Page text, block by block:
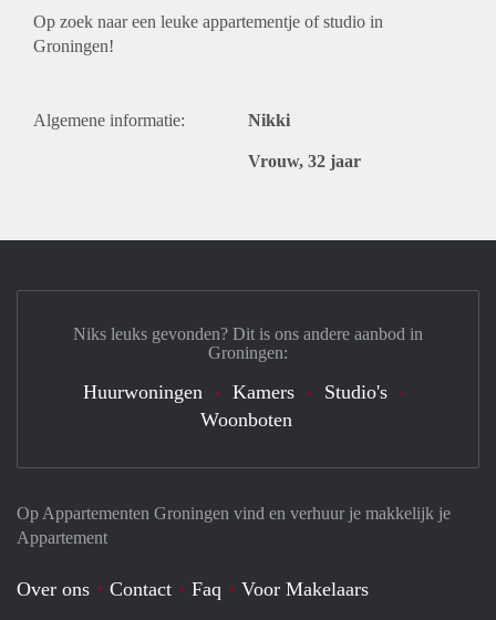
Op zoek naar een leuke appartementje of studio in
Groningen!
Algemene informatie: Nikki
Vrouw, 32 jaar
Op Appartementen Groningen vind en verhuur je makkelijk je
Appartement
Over ons Contact Faq Voor Makelaars
Niks leuks gevonden? Dit is ons andere aanbod in
Groningen:
Huurwoningen Kamers
Studio's
Woonboten